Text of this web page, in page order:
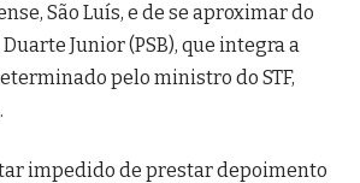
São Luís, e de se aproximar do
Junior (PSB), que integra a
pelo ministro do STF,
impedido de prestar depoimento